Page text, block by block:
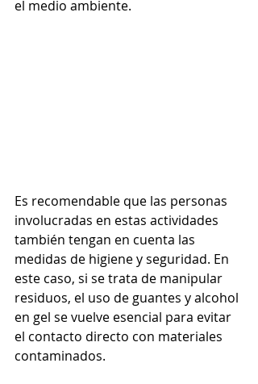
el medio ambiente.
Es recomendable que las personas
involucradas en estas actividades
también tengan en cuenta las
medidas de higiene y seguridad. En
este caso, si se trata de manipular
residuos, el uso de guantes y alcohol
en gel se vuelve esencial para evitar
el contacto directo con materiales
contaminados.